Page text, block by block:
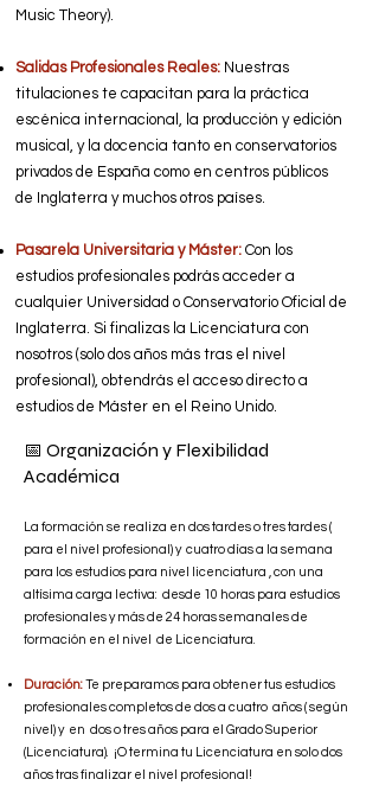
Music Theory).
Salidas Profesionales Reales: Nuestras
titulaciones te capacitan para la práctica
escénica internacional, la producción y edición
musical, y la docencia tanto en conservatorios
privados de España como en centros públicos
de Inglaterra y muchos otros países.
Pasarela Universitaria y Máster: Con los
estudios profesionales podrás acceder a
cualquier Universidad o Conservatorio Oficial de
Inglaterra. Si finalizas la Licenciatura con
nosotros (solo dos años más tras el nivel
profesional), obtendrás el acceso directo a
estudios de Máster en el Reino Unido.
📅 Organización y Flexibilidad
Académica
La formación se realiza en dos tardes o tres tardes (
para el nivel profesional) y cuatro días a la semana
para los estudios para nivel licenciatura , con una
altísima carga lectiva: desde 10 horas para estudios
profesionales y más de 24 horas semanales de
formación en el nivel de Licenciatura.
Duración:
Te preparamos para obtener tus estudios
profesionales completos de dos a cuatro años ( según
nivel) y en dos o tres años para el Grado Superior
(Licenciatura). ¡O termina tu Licenciatura en solo dos
años tras finalizar el nivel profesional!